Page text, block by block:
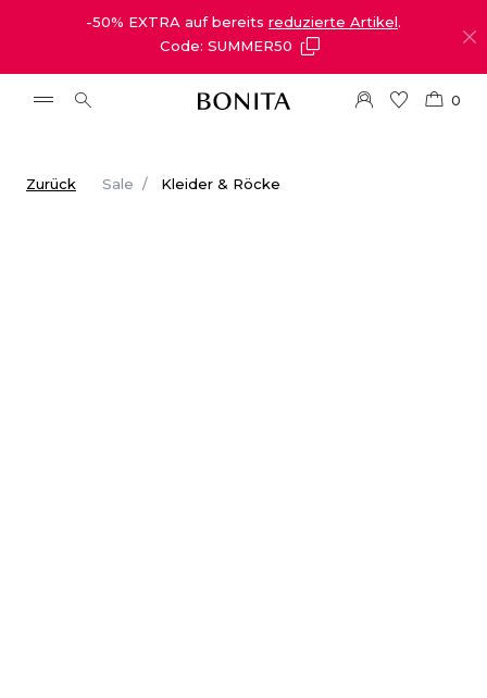
-50% EXTRA auf bereits reduzierte Artikel.
Code: SUMMER50
0
Zurück Sale Kleider & Röcke